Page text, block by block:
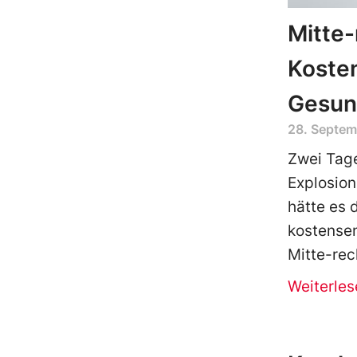
28.
Zwei
hätte es
Mitte-